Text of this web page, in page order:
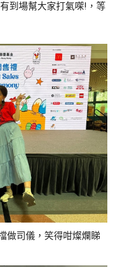
到場幫大家打氣㗎!，等
做司儀，笑得咁燦爛睇